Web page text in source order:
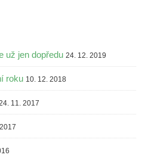
už jen dopředu 24. 12. 2019
roku 10. 12. 2018
11. 2017